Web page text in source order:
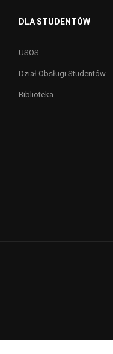
DLA STUDENTÓW
USOS
Dział Obsługi Studentów
Biblioteka